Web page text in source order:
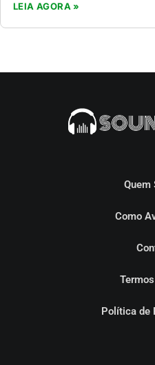
LEIA AGORA »
Quem
Como
Política de